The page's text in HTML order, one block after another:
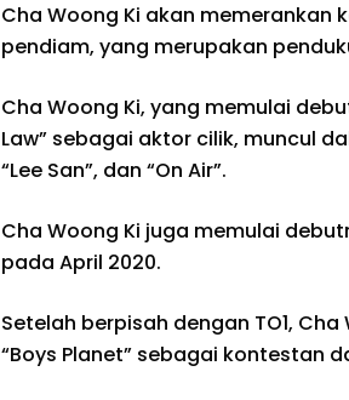
Cha Woong Ki akan memerankan
pendiam, yang merupakan
Cha Woong Ki, yang memulai
Law” sebagai aktor cilik, muncul
“Lee San”, dan “On Air”.
Cha Woong Ki juga memulai
pada April 2020.
Setelah berpisah dengan TO1,
“Boys Planet” sebagai kontestan